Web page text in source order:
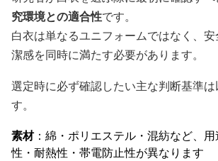
究環境との適合性です。
白衣は単なるユニフォームではなく、
潔感を同時に満たす必要があります。
選定時に必ず確認したい主な判断基準
す。
素材：綿・ポリエステル・混紡など、
性・耐熱性・帯電防止性が異なります